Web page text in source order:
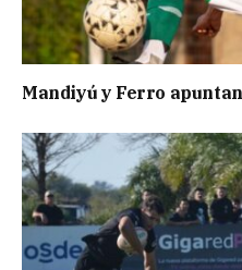
Mandiyú y Ferro